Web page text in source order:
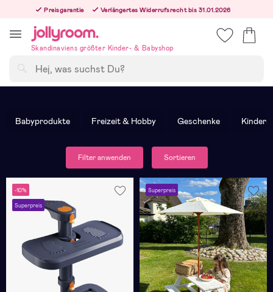
innehållet
Preisgarantie
Verlängertes Widerrufsrecht bis 31.01.2026
Skandinaviens größter Kinder- & Babyshop
Babyprodukte Freizeit & Hobby Geschenke
Filter anwenden Sortieren
-10%
Superpreis
Superpreis